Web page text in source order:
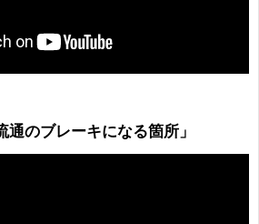
通のブレーキになる箇所」